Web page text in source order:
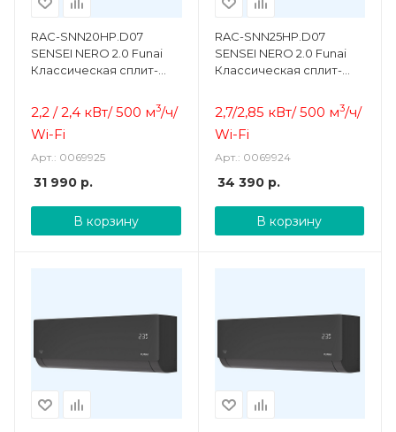
RAC-SNN20HP.D07
SENSEI NERO 2.0 Funai
Классическая сплит-
2,2 / 2,4 кВт/ 500 м3/ч/
Wi-Fi
Арт.: 0069925
31 990 р.
В корзину
RAC-SNN25HP.D07
SENSEI NERO 2.0 Funai
Классическая сплит-
2,7/2,85 кВт/ 500 м3/ч/
Wi-Fi
Арт.: 0069924
34 390р.
В корзину